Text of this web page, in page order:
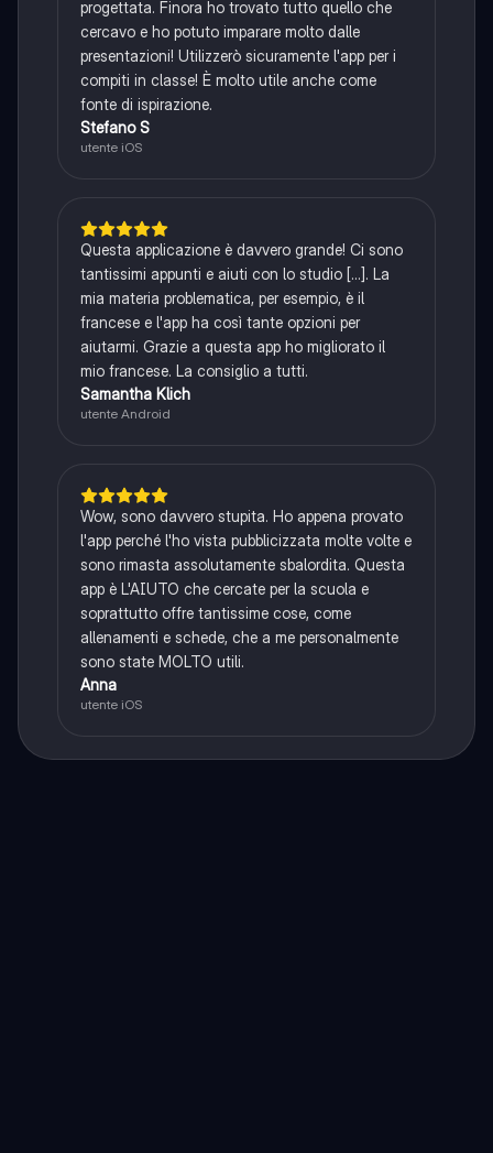
progettata. Finora ho trovato tutto quello che
cercavo e ho potuto imparare molto dalle
presentazioni! Utilizzerò sicuramente l'app per i
compiti in classe! È molto utile anche come
fonte di ispirazione.
Stefano S
utente iOS
Questa applicazione è davvero grande! Ci sono
tantissimi appunti e aiuti con lo studio [...]. La
mia materia problematica, per esempio, è il
francese e l'app ha così tante opzioni per
aiutarmi. Grazie a questa app ho migliorato il
mio francese. La consiglio a tutti.
Samantha Klich
utente Android
Wow, sono davvero stupita. Ho appena provato
l'app perché l'ho vista pubblicizzata molte volte e
sono rimasta assolutamente sbalordita. Questa
app è L'AIUTO che cercate per la scuola e
soprattutto offre tantissime cose, come
allenamenti e schede, che a me personalmente
sono state MOLTO utili.
Anna
utente iOS